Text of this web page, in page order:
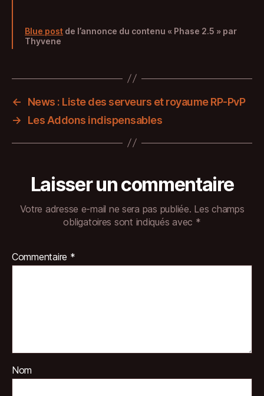
Blue post de l’annonce du contenu « Phase 2.5 » par
Thyvene
←
News : Liste des serveurs et royaume RP-PvP
→
Les Addons indispensables
Laisser un commentaire
Votre adresse e-mail ne sera pas publiée. Les champs
obligatoires sont indiqués avec *
Commentaire *
Nom